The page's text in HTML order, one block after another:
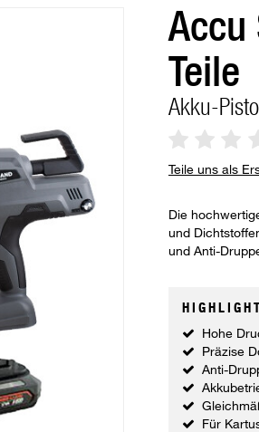
Accu
Teile
Akku-
Teile uns als
Die
und
und Anti-
Hohe
Präzise
Anti-
Für